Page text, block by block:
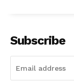
Subscribe